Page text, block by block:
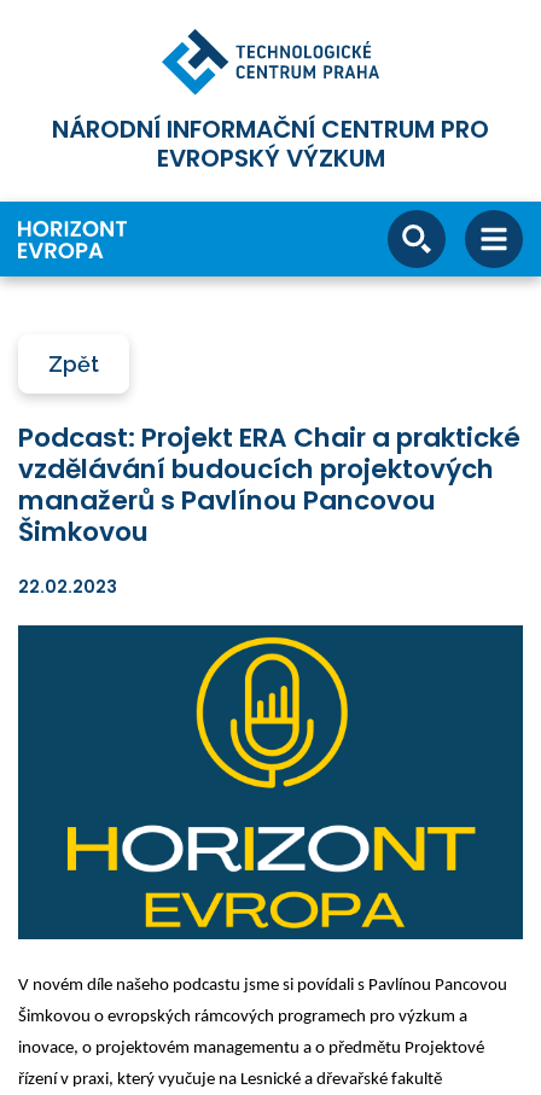
NÁRODNÍ INFORMAČNÍ CENTRUM PRO
EVROPSKÝ VÝZKUM
Zpět
Podcast: Projekt ERA Chair a praktické
vzdělávání budoucích projektových
manažerů s Pavlínou Pancovou
Šimkovou
22.02.2023
V novém díle našeho podcastu jsme si povídali s Pavlínou Pancovou
Šimkovou o evropských rámcových programech pro výzkum a
inovace, o projektovém managementu a o předmětu Projektové
řízení v praxi, který vyučuje na Lesnické a dřevařské fakultě